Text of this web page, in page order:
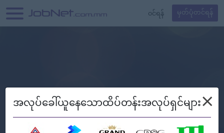
၀င်ရန် မှတ်ပုံတင်ရန်
အလုပ်ခေါ်ယူနေသောထိပ်တန်းအလုပ်ရှင်များ×